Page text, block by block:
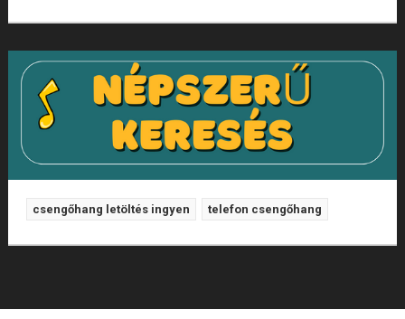
csengőhang letöltés ingyen telefon csengőhang